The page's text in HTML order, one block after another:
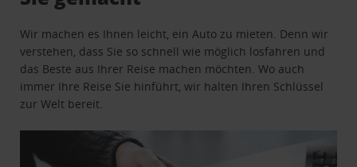
Wir machen es Ihnen leicht, ein Auto zu mieten. Denn wir
verstehen, dass Sie so schnell wie möglich losfahren und
das Beste aus Ihrer Reise machen möchten. Wo auch
immer Ihre Reise Sie hinführt, wir halten Ihren Schlüssel
zur Welt bereit.